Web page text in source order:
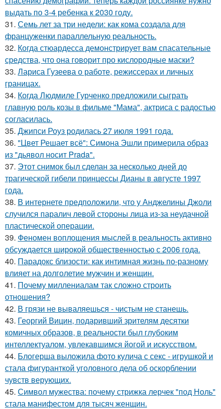
выдать по 3-4 ребенка к 2030 году.
31. Семь лет за три недели: как кома создала для
француженки параллельную реальность.
32. Когда стюардесса демонстрирует вам спасательные
средства, что она говорит про кислородные маски?
33. Лариса Гузеева о работе, режиссерах и личных
границах.
34. Когда Людмиле Гурченко предложили сыграть
главную роль козы в фильме "Мама", актриса с радостью
согласилась.
35. Джипси Роуз родилась 27 июля 1991 года.
36. "Цвет Решает всё": Симона Эшли примерила образ
из "дьявол носит Prada".
37. Этот снимок был сделан за несколько дней до
трагической гибели принцессы Дианы в августе 1997
года.
38. В интернете предположили, что у Анджелины Джоли
случился паралич левой стороны лица из-за неудачной
пластической операции.
39. Феномен воплощения мыслей в реальность активно
обсуждается широкой общественностью с 2006 года.
40. Парадокс близости: как интимная жизнь по-разному
влияет на долголетие мужчин и женщин.
41. Почему миллениалам так сложно строить
отношения?
42. В грязи не вываляешься - чистым не станешь.
43. Георгий Вицин, подаривший зрителям десятки
комичных образов, в реальности был глубоким
интеллектуалом, увлекавшимся йогой и искусством.
44. Блогерша выложила фото кулича с секс - игрушкой и
стала фигуранткой уголовного дела об оскорблении
чувств верующих.
45. Символ мужества: почему стрижка лерчек "под Ноль"
стала манифестом для тысяч женщин.